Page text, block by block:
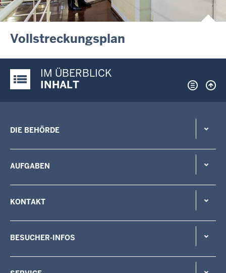
Vollstreckungsplan
Justiz-Portal im Überblick:
IM ÜBERBLICK
INHALT
DIE BEHÖRDE
AUFGABEN
KONTAKT
BESUCHER-INFOS